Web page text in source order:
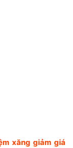
xăng giảm giá